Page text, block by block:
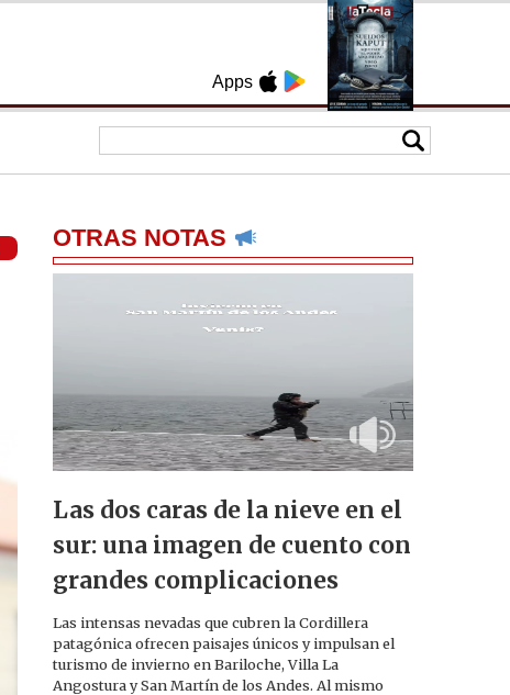
Apps
OTRAS NOTAS
Las dos caras de la nieve en el
sur: una imagen de cuento con
grandes complicaciones
Las intensas nevadas que cubren la Cordillera
patagónica ofrecen paisajes únicos y impulsan el
turismo de invierno en Bariloche, Villa La
Angostura y San Martín de los Andes. Al mismo